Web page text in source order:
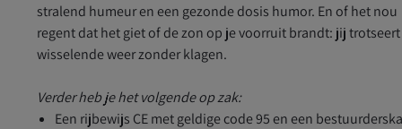
stralend humeur en een gezonde dosis humor. En of het nou
regent dat het giet of de zon op je voorruit brandt: jij
wisselende weer zonder klagen.
Verder heb je het volgende op zak:
Een rijbewijs CE met geldige code 95 en een